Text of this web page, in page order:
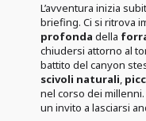
L’avventura inizia
briefing. Ci si ritrova
profonda della
chiudersi attorno al
battito del canyon
scivoli naturali,
nel corso dei
un invito a lasciarsi